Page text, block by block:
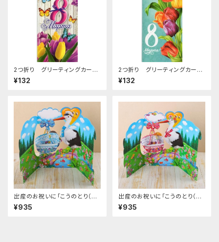
2つ折り グリーティングカー
ド (女性の日) C-66
¥132
2つ折り グリーティングカー
ド (女性の日) C-65
¥132
出産のお祝いに「こうのとり（男
の子）」飛び出すカード
¥935
出産のお祝いに「こうのとり（女
の子）」飛び出すカード
¥935